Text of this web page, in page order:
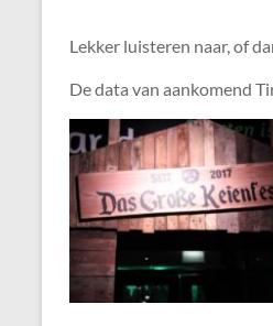
Lekker luisteren naar, of
De data van aankomend